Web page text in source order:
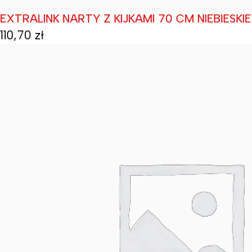
Wyprzedane
EXTRALINK NARTY Z KIJKAMI 70 CM NIEBIESKIE
110,70 zł